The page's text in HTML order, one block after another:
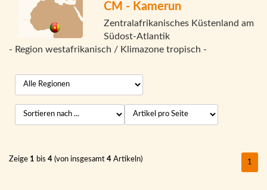
CM - Kamerun
Zentralafrikanisches Küstenland am
Südost-Atlantik
- Region westafrikanisch / Klimazone tropisch -
Zeige 1 bis 4 (von insgesamt 4 Artikeln) 1